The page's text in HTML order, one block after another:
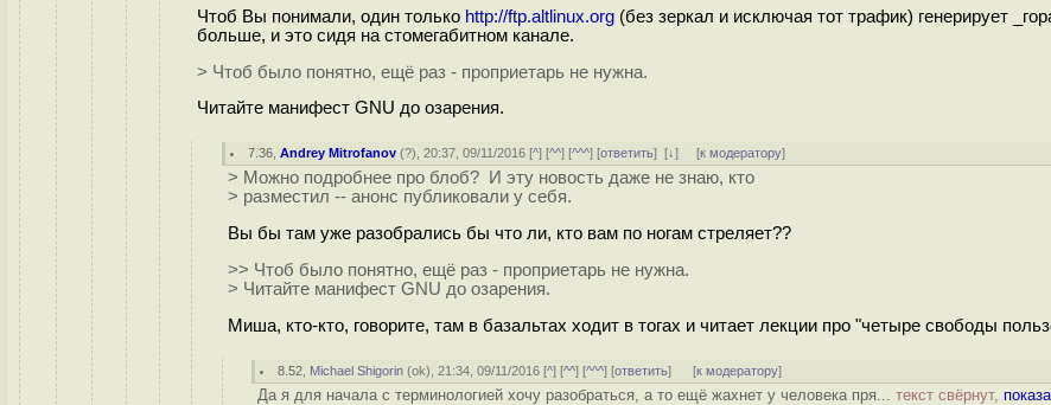
Чтоб Вы понимали, один только http://ftp.altlinux.org (без зеркал и исключая тот трафик) генерирует
больше, и это сидя на стомегабитном канале.
> Чтоб было понятно, ещё раз - проприетарь не нужна.
Читайте манифест GNU до озарения.
7.36 ,Andrey Mitrofanov (?), 20:37, 09/11/2016 [^] [^^] [^^^] [ответить][↓] [к модератору]
> Можно подробнее про блоб? И эту новость даже не знаю, кто
> разместил -- анонс публиковали у себя.
Вы бы там уже разобрались бы что ли, кто вам по ногам стреляет??
>> Чтоб было понятно, ещё раз - проприетарь не нужна.
> Читайте манифест GNU до озарения.
Миша, кто-кто, говорите, там в базальтах ходит в тогах и читает лекции про "четыре свободы
8.52 Michael Shigorin (ok), 21:34, 09/11/2016 [^] [^^] [^^^] [ответить] [к модератору]
Да я для начала с терминологией хочу разобраться, а то ещё жахнет у человека пря... текст свёрнут,